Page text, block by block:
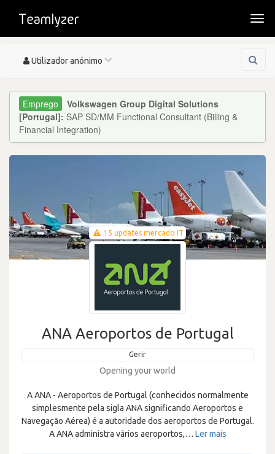
Toggle
Utilizador anónimo
Volkswagen Group Digital Solutions
[Portugal]: SAP SD/MM Functional Consultant (Billing &
Financial Integration)
15 updates mercado IT
ANA Aeroportos de Portugal
Gerir
Opening your world
A ANA - Aeroportos de Portugal (conhecidos normalmente
simplesmente pela sigla ANA significando Aeroportos e
Navegação Aérea) é a autoridade dos aeroportos de Portugal.
A ANA administra vários aeroportos,… Ler mais